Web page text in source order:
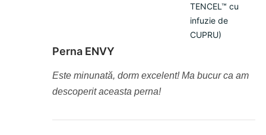
TENCEL™ cu
infuzie de
CUPRU)
Perna ENVY
Este minunată, dorm excelent! Ma bucur ca am
descoperit aceasta perna!